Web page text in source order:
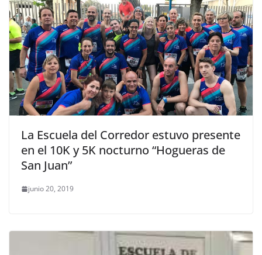
La Escuela del Corredor estuvo presente
en el 10K y 5K nocturno “Hogueras de
San Juan”
junio 20, 2019